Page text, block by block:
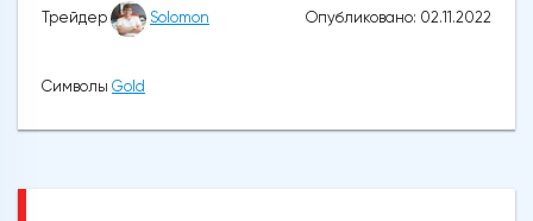
Трейдер Solomon Опубликовано: 02.11.2022
Символы Gold